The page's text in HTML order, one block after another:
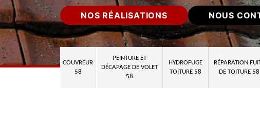
NOS RÉALISATIONS NOUS
COUVREUR
58
PEINTURE ET
DÉCAPAGE DE VOLET
58
HYDROFUGE
TOITURE 58
RÉPARATION
DE TOITURE 58